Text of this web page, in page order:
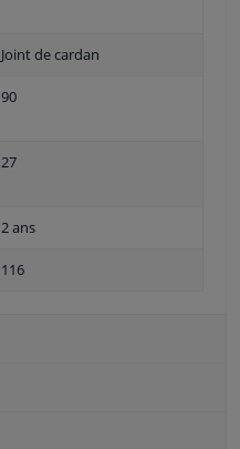
Joint de cardan
90
27
2 ans
116